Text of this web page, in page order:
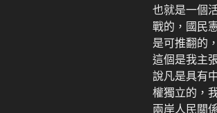
也就是一個
戰的，國民
是可推翻的
這個是我主
說凡是具有
權獨立的，
兩岸人民關